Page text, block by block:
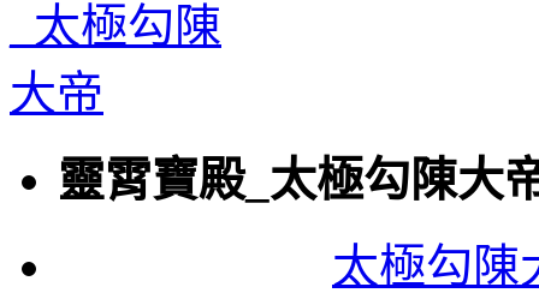
靈霄寶殿_太極勾陳大
太極勾陳